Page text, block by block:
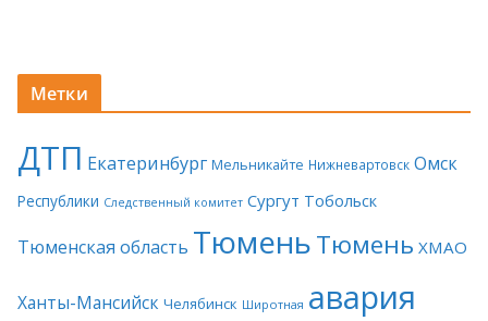
Метки
ДТП Екатеринбург Мельникайте Нижневартовск Омск
Республики Следственный комитет Сургут Тобольск
Тюменская область ТюменьТюмень ХМАО
Ханты-Мансийск Челябинск Широтная авария